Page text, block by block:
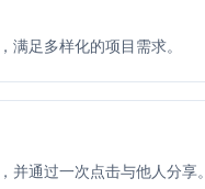
满足多样化的项目需求。
并通过一次点击与他人分享。